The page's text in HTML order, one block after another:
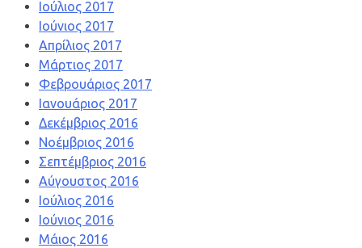
Ιούλιος 2017
Ιούνιος 2017
Απρίλιος 2017
Μάρτιος 2017
Φεβρουάριος 2017
Ιανουάριος 2017
Δεκέμβριος 2016
Νοέμβριος 2016
Σεπτέμβριος 2016
Αύγουστος 2016
Ιούλιος 2016
Ιούνιος 2016
Μάιος 2016